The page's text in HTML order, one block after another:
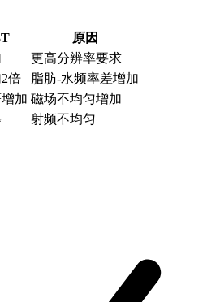
原因
更高分辨率要求
倍
脂肪-水频率差增加
加 磁场不均匀增加
射频不均匀